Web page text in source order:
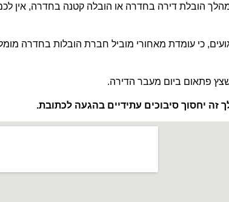
הובלת דירה בחדרה או הובלה קטנה בחדרה, אין
כי עומדת מאחורי מוביל חברת הובלות בחדרה
פתאום ביום מעבר הדירה.
זה יחסוך סיבוכים עתידיים בהגעה לכתובת.